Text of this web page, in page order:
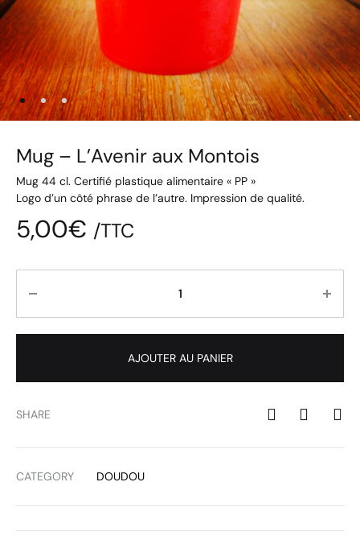
Mug – L’Avenir aux Montois
Mug 44 cl. Certifié plastique alimentaire « PP »
Logo d’un côté phrase de l’autre. Impression de qualité.
5,00€ /TTC
AJOUTER AU PANIER
SHARE
CATEGORY DOUDOU